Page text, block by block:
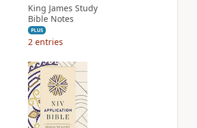
King James Study
Bible Notes
PLUS
2 entries